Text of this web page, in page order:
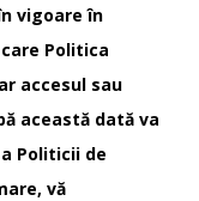
vigoare în
Politica
accesul sau
această dată va
Politicii de
vă